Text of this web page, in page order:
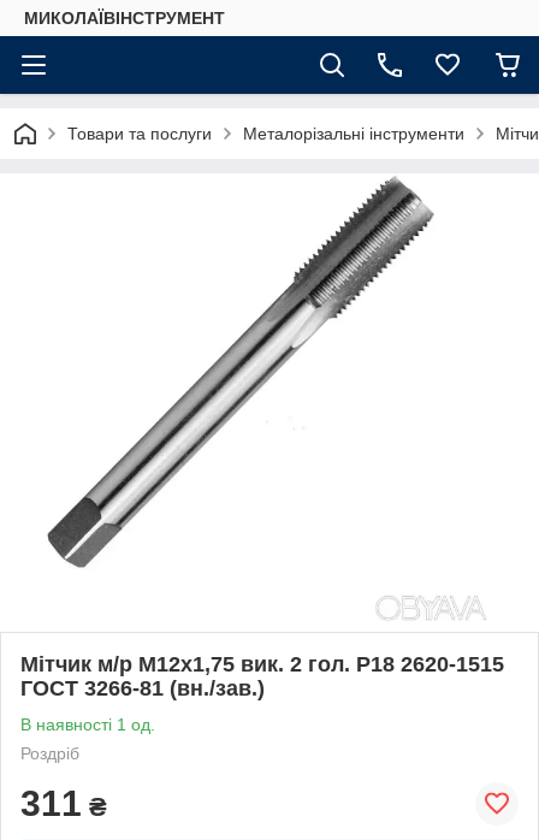
МИКОЛАЇВІНСТРУМЕНТ
Товари та послуги Металорізальні інструменти
Мітчик м/р М12х1,75 вик. 2 гол. Р18 2620-1515
ГОСТ 3266-81 (вн./зав.)
В наявності 1 од.
Роздріб
311 ₴